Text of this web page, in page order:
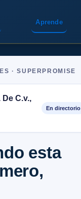
Aprende
· SUPERPROMISE
C.v.,
En directorio
esta